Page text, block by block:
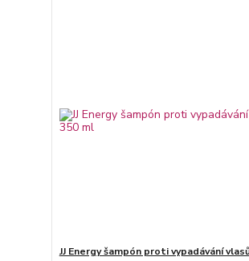
JJ Energy šampón proti vypadávání